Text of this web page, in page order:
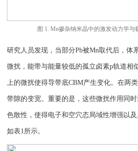
图 1. Mn掺杂纳米晶中的激发动力学与
研究人员发现，当部分Pb被Mn取代后，体
微扰，能带与能量较低的孤立卤素p轨道相
上的微扰使得导带底CBM产生变化。在两
带隙的变宽。重要的是，这些微扰作用同
色散性，使得电子和空穴态局域性增强以及
如表1所示。